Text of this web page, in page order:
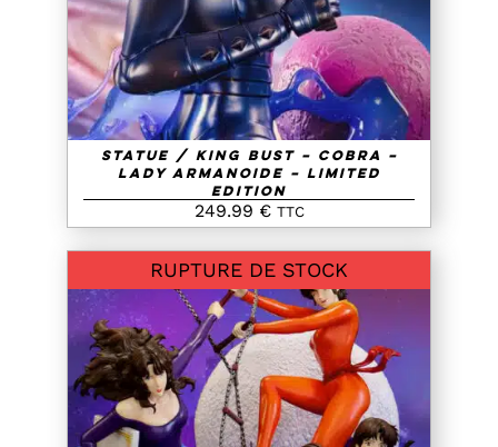
Statue / King Bust – Cobra –
Lady Armanoide – Limited
Edition
249.99 € TTC
RUPTURE DE STOCK
DETAILS